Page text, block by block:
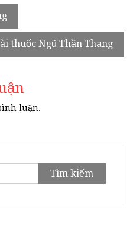
thuốc Ngũ Thần Thang
luận.